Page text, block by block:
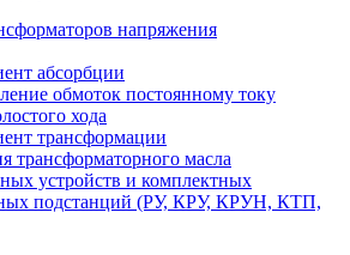
напряжения
абсорбции
обмоток постоянному току
хода
трансформации
трансформаторного масла
устройств и комплектных
подстанций (РУ, КРУ, КРУН, КТП,